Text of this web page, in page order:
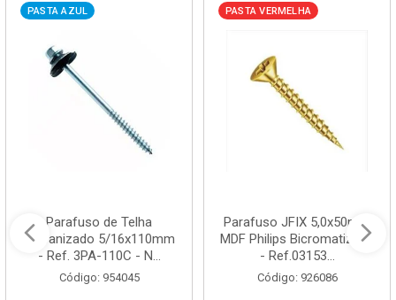
PASTA AZUL
Parafuso de Telha
Galvanizado 5/16x110mm
- Ref. 3PA-110C - N...
Código: 954045
PASTA VERMELHA
Parafuso JFIX 5,0x50mm
MDF Philips Bicromatizado
- Ref.03153...
Código: 926086